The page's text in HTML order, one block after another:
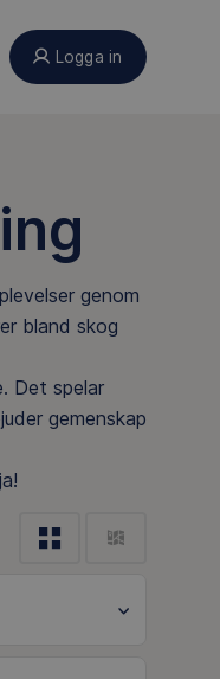
Logga in
genom
bland skog
Det spelar
gemenskap